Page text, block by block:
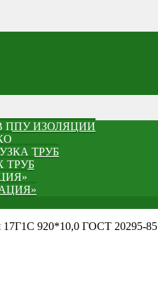
ППУ ИЗОЛЯЦИИ
ТРУБ
ТРУБ
17Г1С 920*10,0 ГОСТ 20295-85